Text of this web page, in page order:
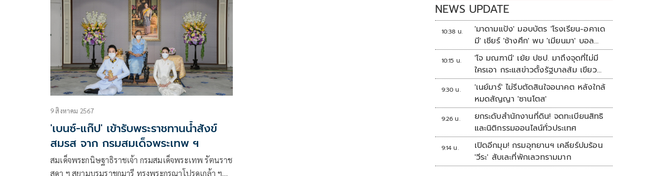
9 สิงหาคม 2567
'เบนซ์-แก๊ป' เข้ารับพระราชทานน้ำสังข์
สมรส จาก กรมสมเด็จพระเทพ ฯ
สมเด็จพระกนิษฐาธิราชเจ้า กรมสมเด็จพระเทพ รัตนราช
สุดา ฯ สยามบรมราชกุมารี ทรงพระกรุณาโปรดเกล้า ฯ
NEWS UPDATE
10:38 น.
'มาดามแป้ง' มอบบัตร 'โรงเรียน-อคาเด
มี' เชียร์ 'ช้างศึก' พบ 'เมียนมา' บอล
อาเซียน
10:15 น.
'โจ มณฑานี' เย้ย ปชป. มาถึงจุดที่ไม่มี
ใครเอา กระแสข่าวตั้งรัฐบาลส้ม เขียว
แดง ก็ยังไม่มีฟ้าเลย
9:30 น.
'เนย์มาร์' ไม่รีบตัดสินใจอนาคต หลังใกล้
หมดสัญญา 'ซานโตส'
9:26 น.
ยกระดับสำนักงานที่ดิน! จดทะเบียนสิทธิ
และนิติกรรมออนไลน์ทั่วประเทศ
9:14 น.
เปิดอีกมุม! กรมอุทยานฯ เคลียร์ปมร้อน
'วีระ' สับเละที่พักเลวทรามมาก